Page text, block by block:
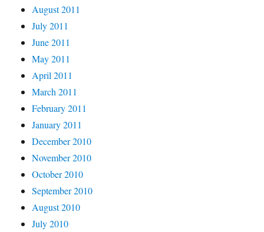
August 2011
July 2011
June 2011
May 2011
April 2011
March 2011
February 2011
January 2011
December 2010
November 2010
October 2010
September 2010
August 2010
July 2010